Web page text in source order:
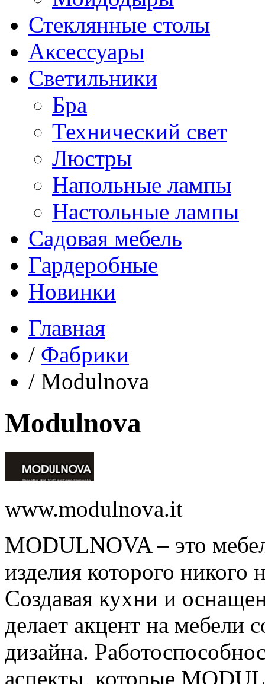
Стеклянные столы
Аксессуары
Светильники
Бра
Технический свет
Люстры
Напольные лампы
Настольные лампы
Садовая мебель
Гардеробные
Новинки
Главная
/ Фабрики
/ Modulnova
Modulnova
www.modulnova.it
MODULNOVA – это
изделия которого никого
Создавая кухни и
делает акцент на мебели
дизайна.
аспекты, которые